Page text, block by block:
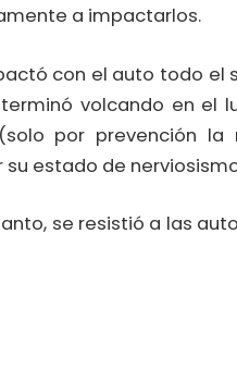
a impactarlos.
con el auto todo el
volcando en el
por prevención
su estado de
se resistió a las